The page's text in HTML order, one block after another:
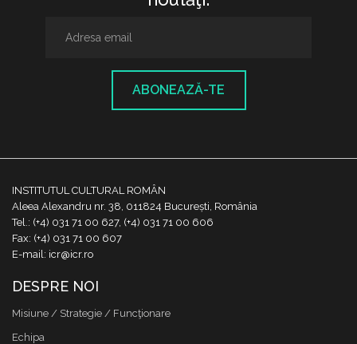
ABONEAZĂ-TE
INSTITUTUL CULTURAL ROMÂN
Aleea Alexandru nr. 38, 011824 București, România
Tel.: (+4) 031 71 00 627, (+4) 031 71 00 606
Fax: (+4) 031 71 00 607
E-mail: icr@icr.ro
DESPRE NOI
Misiune / Strategie / Funcţionare
Echipa